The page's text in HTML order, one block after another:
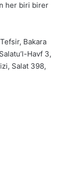
her biri birer
Bakara
Havf 3,
Salat 398,